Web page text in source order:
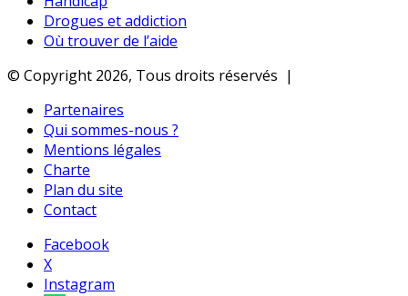
Drogues et addiction
Où trouver de l’aide
© Copyright 2026, Tous droits réservés |
Partenaires
Qui sommes-nous ?
Mentions légales
Charte
Plan du site
Contact
Facebook
X
Instagram